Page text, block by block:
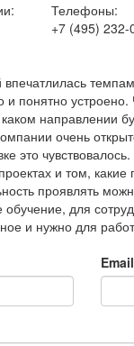
Телефоны:
+7 (495) 232-
и понятно устроено.
направлении
очень
это
и том, какие
проявлять
для
и нужно для
Email